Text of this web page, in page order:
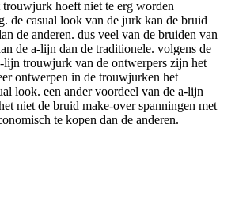
trouwjurk hoeft niet te erg worden
de casual look van de jurk kan de bruid
de anderen. dus veel van de bruiden van
de a-lijn dan de traditionele. volgens de
lijn trouwjurk van de ontwerpers zijn het
ontwerpen in de trouwjurken het
look. een ander voordeel van de a-lijn
niet de bruid make-over spanningen met
te kopen dan de anderen.